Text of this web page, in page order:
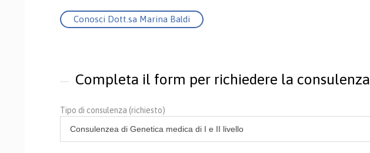
Conosci Dott.sa Marina Baldi
Completa il form per richiedere la consulenza
Tipo di consulenza (richiesto)